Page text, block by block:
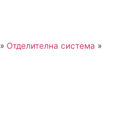
» Отделителна система »